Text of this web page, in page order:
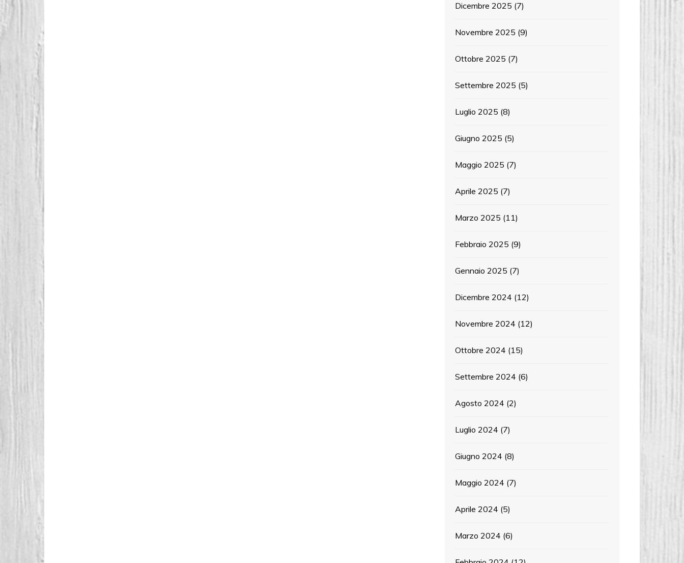
Dicembre 2025 (7)
Novembre 2025 (9)
Ottobre 2025 (7)
Settembre 2025 (5)
Luglio 2025 (8)
Giugno 2025 (5)
Maggio 2025 (7)
Aprile 2025 (7)
Marzo 2025 (11)
Febbraio 2025 (9)
Gennaio 2025 (7)
Dicembre 2024 (12)
Novembre 2024 (12)
Ottobre 2024 (15)
Settembre 2024 (6)
Agosto 2024 (2)
Luglio 2024 (7)
Giugno 2024 (8)
Maggio 2024 (7)
Aprile 2024 (5)
Marzo 2024 (6)